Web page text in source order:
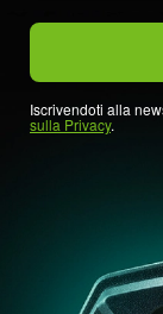
Iscrivendoti alla
sulla Privacy.